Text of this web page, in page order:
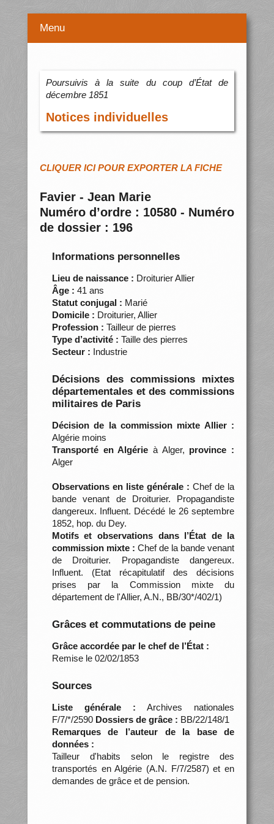
Menu
Poursuivis à la suite du coup d’État de
décembre 1851
Notices individuelles
CLIQUER ICI POUR EXPORTER LA FICHE
Favier - Jean Marie
Numéro d’ordre : 10580 - Numéro
de dossier : 196
Informations personnelles
Lieu de naissance : Droiturier Allier
Âge : 41 ans
Statut conjugal : Marié
Domicile : Droiturier, Allier
Profession : Tailleur de pierres
Type d’activité : Taille des pierres
Secteur : Industrie
Décisions des commissions mixtes
départementales et des commissions
militaires de Paris
Décision de la commission mixte Allier :
Algérie moins
Transporté en Algérie à Alger, province :
Alger
Observations en liste générale : Chef de la
bande venant de Droiturier. Propagandiste
dangereux. Influent. Décédé le 26 septembre
1852, hop. du Dey.
Motifs et observations dans l’État de la
commission mixte : Chef de la bande venant
de Droiturier. Propagandiste dangereux.
Influent. (Etat récapitulatif des décisions
prises par la Commission mixte du
département de l'Allier, A.N., BB/30*/402/1)
Grâces et commutations de peine
Grâce accordée par le chef de l’État :
Remise le 02/02/1853
Sources
Liste générale : Archives nationales
F/7/*/2590 Dossiers de grâce : BB/22/148/1
Remarques de l’auteur de la base de
données :
Tailleur d'habits selon le registre des
transportés en Algérie (A.N. F/7/2587) et en
demandes de grâce et de pension.